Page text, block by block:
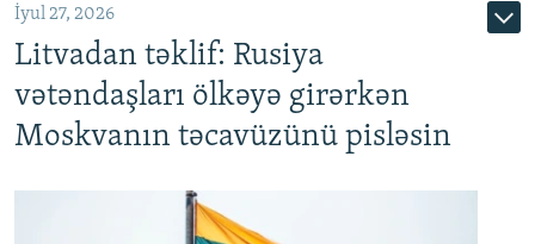
İyul 27, 2026
Litvadan təklif: Rusiya
vətəndaşları ölkəyə girərkən
Moskvanın təcavüzünü pisləsin